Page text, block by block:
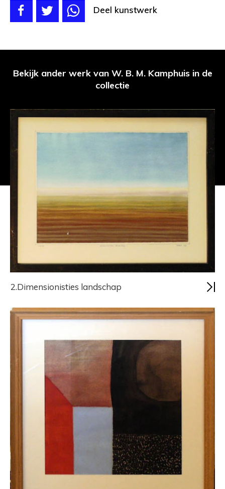
Deel kunstwerk
Bekijk ander werk van W. B. M. Kamphuis in de
collectie
2.Dimensionisties landschap